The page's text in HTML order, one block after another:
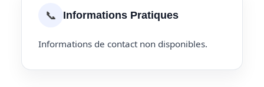
📞 Informations Pratiques
Informations de contact non disponibles.